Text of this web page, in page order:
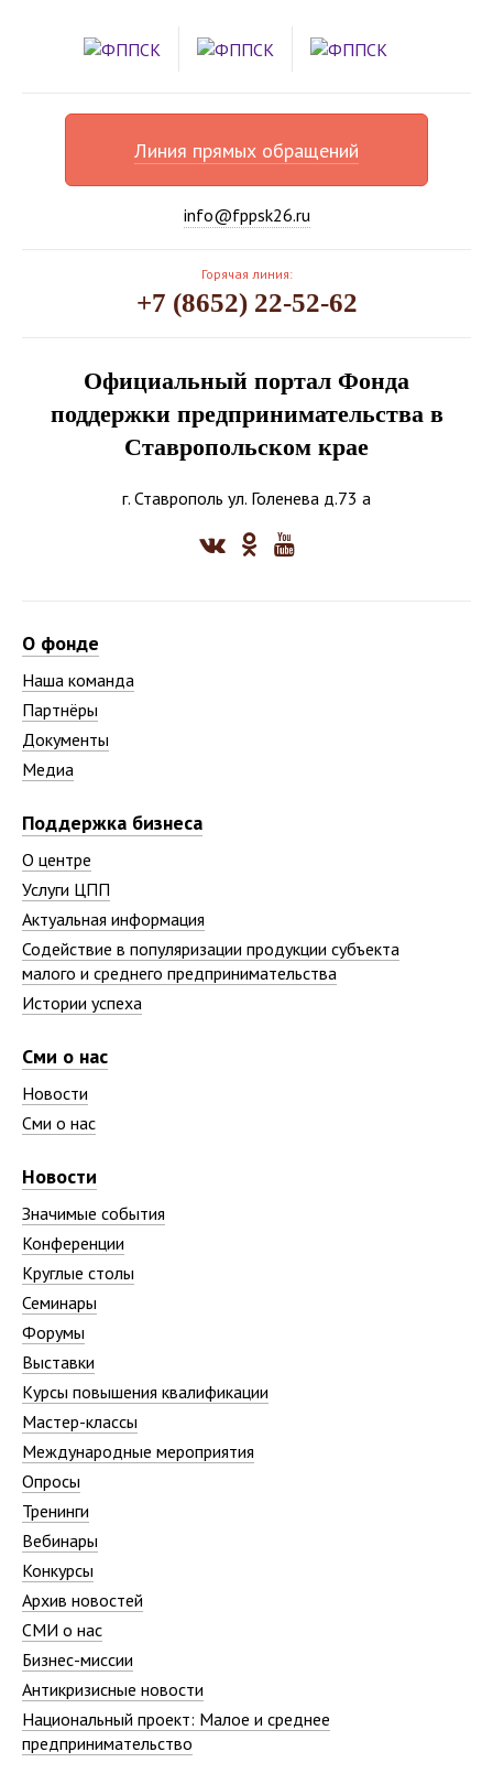
Линия прямых обращений
info@fppsk26.ru
Горячая линия:
+7 (8652) 22-52-62
Официальный портал Фонда
поддержки предпринимательства в
Ставропольском крае
г. Ставрополь ул. Голенева д.73 а
О фонде
Наша команда
Партнёры
Документы
Медиа
Поддержка бизнеса
О центре
Услуги ЦПП
Актуальная информация
Содействие в популяризации продукции субъекта
малого и среднего предпринимательства
Истории успеха
Сми о нас
Новости
Сми о нас
Новости
Значимые события
Конференции
Круглые столы
Семинары
Форумы
Выставки
Курсы повышения квалификации
Мастер-классы
Международные мероприятия
Опросы
Тренинги
Вебинары
Конкурсы
Архив новостей
СМИ о нас
Бизнес-миссии
Антикризисные новости
Национальный проект: Малое и среднее
предпринимательство